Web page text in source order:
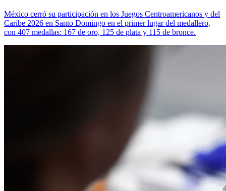
México cerró su participación en los Juegos Centroamericanos y del
Caribe 2026 en Santo Domingo en el primer lugar del medallero,
con 407 medallas: 167 de oro, 125 de plata y 115 de bronce.